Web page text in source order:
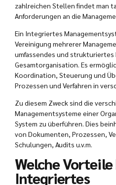
zahlreichen Stellen findet man
Anforderungen an die
Ein Integriertes
Vereinigung mehrerer
umfassendes und strukturiertes
Gesamtorganisation. Es
Koordination, Steuerung und
Prozessen und Verfahren in
Zu diesem Zweck sind die
Managementsysteme einer
System zu überführen. Dies
von Dokumenten, Prozessen,
Schulungen, Audits u.v.m.
Welche
Integriertes